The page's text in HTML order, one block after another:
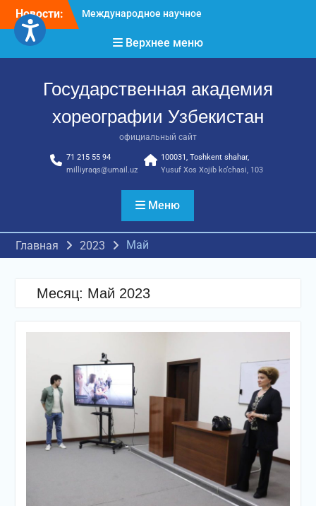
Перейти
содержимому
Новости:
Международное научное
Международное
признание и новые
хореографов!
Международное
признание и новые
достижения молодых
Верхнее меню
Государственная академия
хореографии Узбекистан
официальный сайт
71 215 55 94
milliyraqs@umail.uz
100031, Toshkent shahar,
Yusuf Xos Xojib ko‘chasi, 103
Меню
Главная 2023 Май
Месяц: Май 2023